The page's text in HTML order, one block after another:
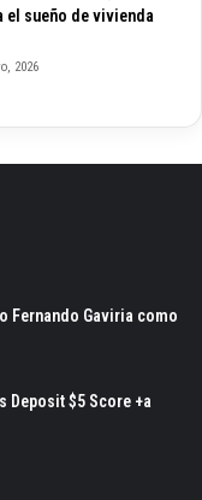
el sueño de vivienda
2026
Fernando Gaviria como
Deposit $5 Score +a